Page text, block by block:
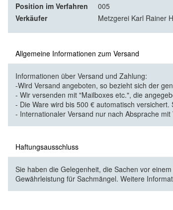
Position im Verfahren
005
Verkäufer
Metzgerei Karl Rainer
Allgemeine Informationen zum Versand
Informationen über Versand und Zahlung:
-Wird Versand angeboten, so bezieht sich der
- Wir versenden mit "Mailboxes etc.", die
- Die Ware wird bis 500 € automatisch
- Internationaler Versand nur nach Absprache
Haftungsausschluss
Sie haben die Gelegenheit, die Sachen vor
Gewährleistung für Sachmängel. Weitere